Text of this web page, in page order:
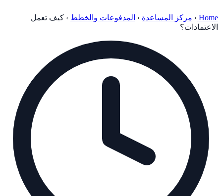
Home
› مركز المساعدة › المدفوعات والخطط › كيف تعمل
الاعتمادات؟